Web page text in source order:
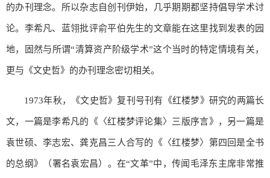
的办刊理念。所以杂志自创刊伊始，几乎期期都坚持倡导学术讨
论。李希凡、蓝翎批评俞平伯先生的文章能在这里找到发表的园
地，固然与所谓“清算资产阶级学术”这个当时的特定情境有关，
更与《文史哲》的办刊理念密切相关。
1973年秋，《文史哲》复刊号刊有《红楼梦》研究的两篇长
文，一篇是李希凡的《〈红楼梦评论集〉三版序言》，另一篇是
袁世硕、李志宏、龚克昌三人合写的《〈红楼梦〉第四回是全书
的总纲》（署名袁宏昌）。在“文革”中，传闻毛泽东主席非常推